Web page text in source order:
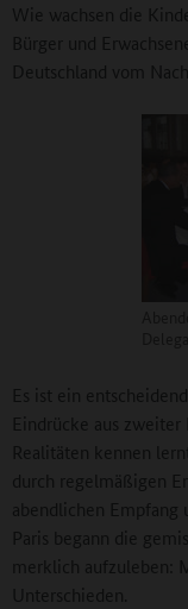
Wie wachsen die
Bürger und
Deutschland vom
Es ist ein
Eindrücke aus
Realitäten kennen
durch regelmäßigen
abendlichen Empfang
Paris begann die
merklich aufzuleben:
Unterschieden.